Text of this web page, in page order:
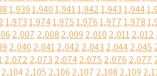
1,9391,9401,9411,9421,9431,944
1,9731,9741,9751,9761,9771,978
2,007 2,008 2,009 2,010 2,0112,012
2,040 2,0412,042 2,043 2,0442,045
2,072 2,073 2,0742,075 2,076 2,077
2,1042,105 2,106 2,107 2,108 2,109